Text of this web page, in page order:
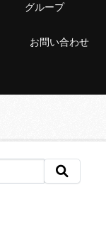
グループ
お問い合わせ